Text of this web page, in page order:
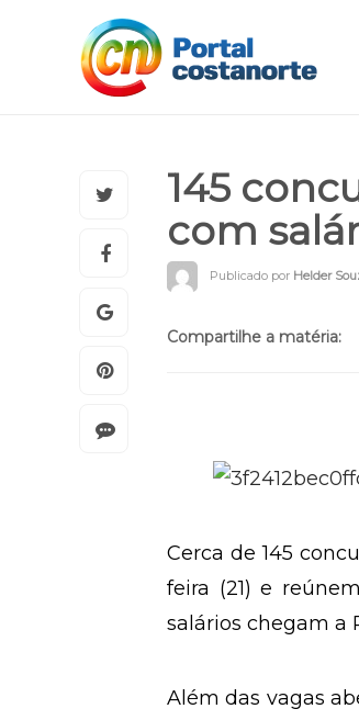
145
com
Publicado por Helder
Compartilhe a matéria:
Cerca de 145
feira (21) e
salários chegam a
Além das vagas